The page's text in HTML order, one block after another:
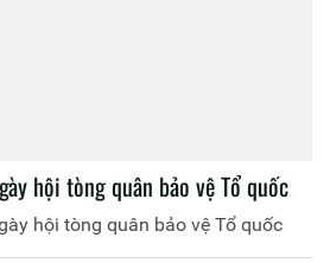
hội tòng quân bảo vệ Tổ quốc
hội tòng quân bảo vệ Tổ quốc